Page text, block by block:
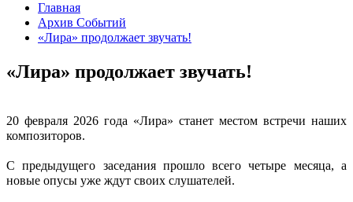
Главная
Архив Событий
«Лира» продолжает звучать!
«Лира» продолжает звучать!
20 февраля 2026 года «Лира» станет местом встречи наших
композиторов.
С предыдущего заседания прошло всего четыре месяца, а
новые опусы уже ждут своих слушателей.